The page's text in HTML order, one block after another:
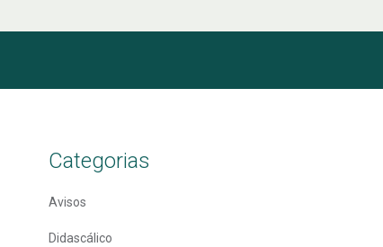
Categorias
Avisos
Didascálico